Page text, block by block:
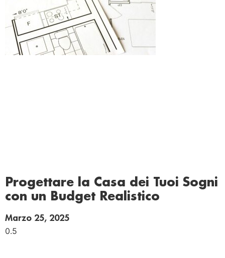
Progettare la Casa dei Tuoi Sogni
con un Budget Realistico
Marzo 25, 2025